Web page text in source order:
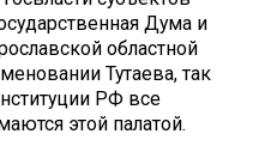
Дума и
областной
Тутаева, так
РФ все
этой палатой.